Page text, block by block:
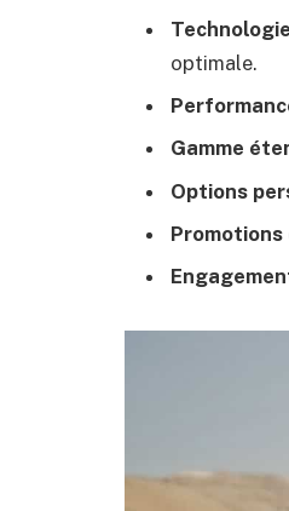
optimale.
Gamme
Options